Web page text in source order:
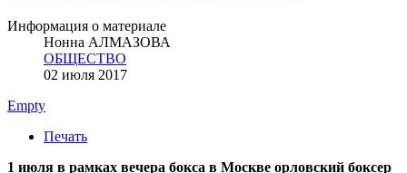
Информация о материале
Нонна АЛМАЗОВА
ОБЩЕСТВО
02 июля 2017
Empty
Печать
1 июля в рамках вечера бокса в Москве орловский боксер